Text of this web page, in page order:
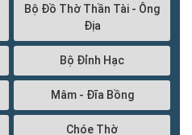
Bộ Đồ Thờ Thần Tài - Ông
Địa
Bộ Đỉnh Hạc
Mâm - Đĩa Bồng
Chóe Thờ